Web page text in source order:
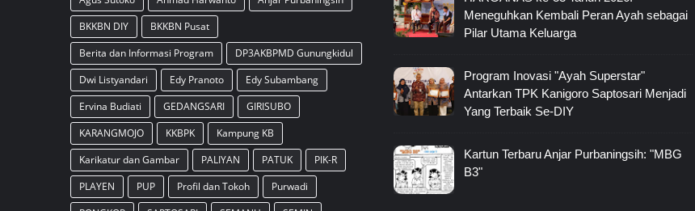
BKKBN DIY
BKKBN Pusat
Berita dan Informasi Program
DP3AKBPMD Gunungkidul
Dwi Listyandari
Edy Pranoto
Edy Subambang
Ervina Budiati
GEDANGSARI
GIRISUBO
KARANGMOJO
KKBPK
Kampung KB
Karikatur dan Gambar
PALIYAN PATUK
PIK-R
PLAYEN
PUP Profil dan Tokoh
Purwadi
Meneguhkan Kembali Peran Ayah sebagai
Pilar Utama Keluarga
Program Inovasi "Ayah Superstar"
Antarkan TPK Kanigoro Saptosari Menjadi
Yang Terbaik Se-DIY
Kartun Terbaru Anjar Purbaningsih: "MBG
B3"